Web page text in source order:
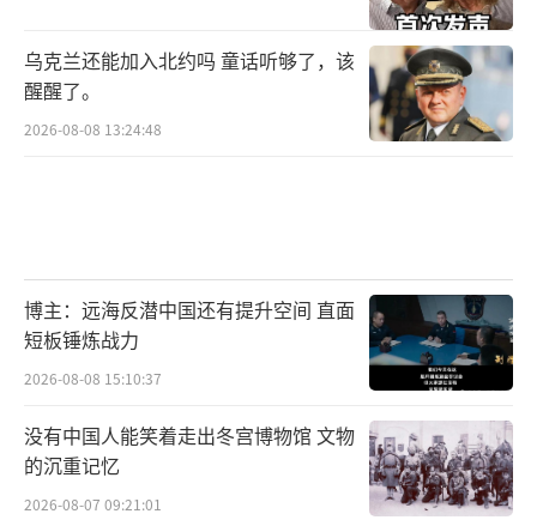
领先世界。岛内舆论还关注到，美国国防部长
赫格塞斯在九三阅兵后强调“美国不会寻求冲
突”，台湾前外事官员介文汲在政论节目中表
也装不下去、吹不下去了。
岛内媒体报道截图
民进党编造的“台独”史观难再令人信
服。此前赖清德多次以“终战纪念”取代“抗
战胜利纪念”，刻意模糊包括台湾同胞在内全
体中华儿女浴血奋战的历史事实，散播“台
乌克兰还能加入北约吗 童话听够了，该
醒醒了。
2026-08-08 13:24:48
博主：远海反潜中国还有提升空间 直面
短板锤炼战力
2026-08-08 15:10:37
没有中国人能笑着走出冬宫博物馆 文物
的沉重记忆
2026-08-07 09:21:01